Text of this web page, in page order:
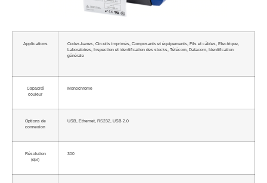
Applications
Codes-barres, Circuits imprimés, Composants et équipements, Fils et câbles, Electrique,
Laboratoires, Inspection et identification des stocks, Télécom, Datacom, Identification
générale
Capacité
couleur
Monochrome
Options de
connexion
USB, Ethernet, RS232, USB 2.0
Résolution
(dpi)
300